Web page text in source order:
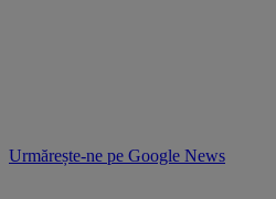
Urmărește-ne pe Google News